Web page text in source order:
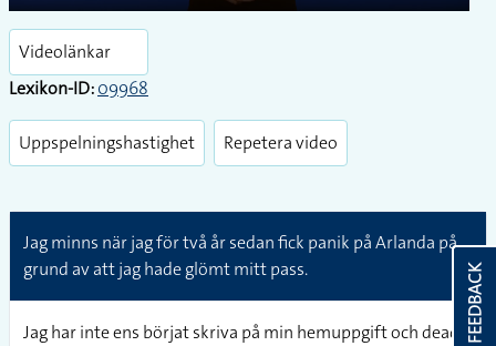
Play
Enter
Videolänkar
Lexikon-ID:09968
Uppspelningshastighet Repetera video
Jag minns när jag för två år sedan fick panik på Arlanda på
grund av att jag hade glömt mitt pass.
Jag har inte ens börjat skriva på min hemuppgift och dead-
FEEDBACK